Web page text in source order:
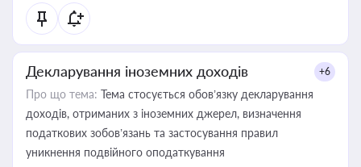
Декларування іноземних доходів +6
Про що тема: Тема стосується обов’язку декларування
доходів, отриманих з іноземних джерел, визначення
податкових зобов’язань та застосування правил
уникнення подвійного оподаткування